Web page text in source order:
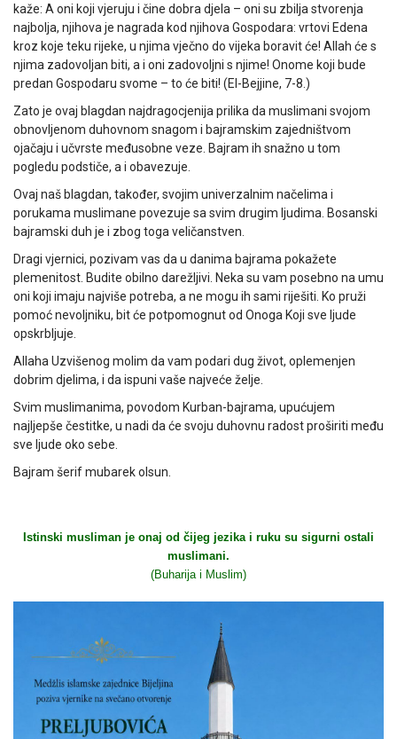
kaže: A oni koji vjeruju i čine dobra djela – oni su zbilja stvorenja
najbolja, njihova je nagrada kod njihova Gospodara: vrtovi Edena
kroz koje teku rijeke, u njima vječno do vijeka boravit će! Allah će s
njima zadovoljan biti, a i oni zadovoljni s njime! Onome koji bude
predan Gospodaru svome – to će biti! (El-Bejjine, 7-8.)
Zato je ovaj blagdan najdragocjenija prilika da muslimani svojom
obnovljenom duhovnom snagom i bajramskim zajedništvom
ojačaju i učvrste međusobne veze. Bajram ih snažno u tom
pogledu podstiče, a i obavezuje.
Ovaj naš blagdan, također, svojim univerzalnim načelima i
porukama muslimane povezuje sa svim drugim ljudima. Bosanski
bajramski duh je i zbog toga veličanstven.
Dragi vjernici, pozivam vas da u danima bajrama pokažete
plemenitost. Budite obilno darežljivi. Neka su vam posebno na umu
oni koji imaju najviše potreba, a ne mogu ih sami riješiti. Ko pruži
pomoć nevoljniku, bit će potpomognut od Onoga Koji sve ljude
opskrbljuje.
Allaha Uzvišenog molim da vam podari dug život, oplemenjen
dobrim djelima, i da ispuni vaše najveće želje.
Svim muslimanima, povodom Kurban-bajrama, upućujem
najljepše čestitke, u nadi da će svoju duhovnu radost proširiti među
sve ljude oko sebe.
Bajram šerif mubarek olsun.
Istinski musliman je onaj od čijeg jezika i ruku su sigurni ostali
muslimani.
(Buharija i Muslim)